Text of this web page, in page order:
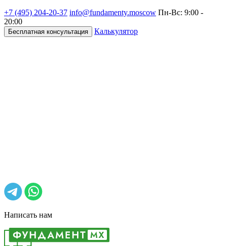
+7 (495) 204-20-37 info@fundamenty.moscow Пн-Вс: 9:00 -
20:00
Бесплатная консультация Калькулятор
Написать нам